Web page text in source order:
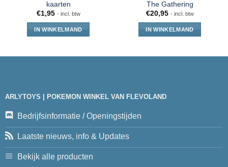
kaarten
€1,95 - incl. btw
IN WINKELMAND
The Gathering
€20,95 - incl. btw
IN WINKELMAND
ARLYTOYS | POKEMON WINKEL VAN FLEVOLAND
Bedrijfsinformatie / Openingstijden
Laatste nieuws, info & Updates
Bekijk alle producten